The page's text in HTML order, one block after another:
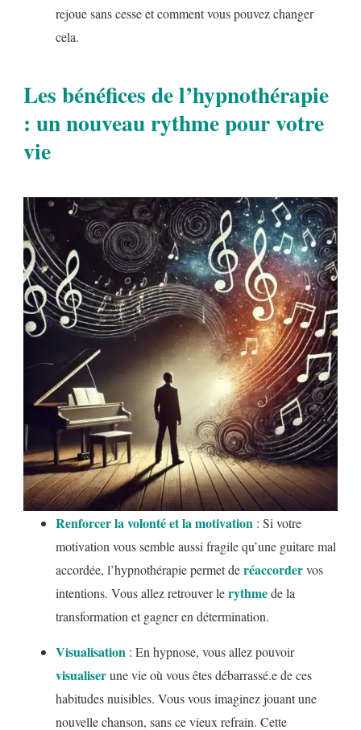
rejoue sans cesse et comment vous pouvez changer
cela.
Les bénéfices de l’hypnothérapie
: un nouveau rythme pour votre
vie
Renforcer la volonté et la motivation : Si votre
motivation vous semble aussi fragile qu’une guitare mal
accordée, l’hypnothérapie permet deréaccordervos
intentions. Vous allez retrouver lerythmede la
transformation et gagner en détermination.
Visualisation : En hypnose, vous allez pouvoir
visualiserune vie où vous êtes débarrassé.e de ces
habitudes nuisibles. Vous vous imaginez jouant une
nouvelle chanson, sans ce vieux refrain. Cette